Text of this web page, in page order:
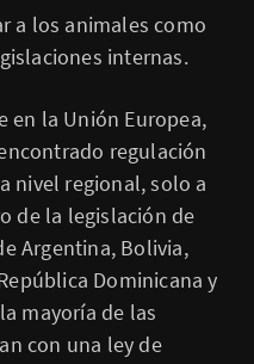
a los animales como
internas.
en la Unión Europea,
regulación
nivel regional, solo a
de la legislación de
Argentina, Bolivia,
Dominicana y
mayoría de las
con una ley de